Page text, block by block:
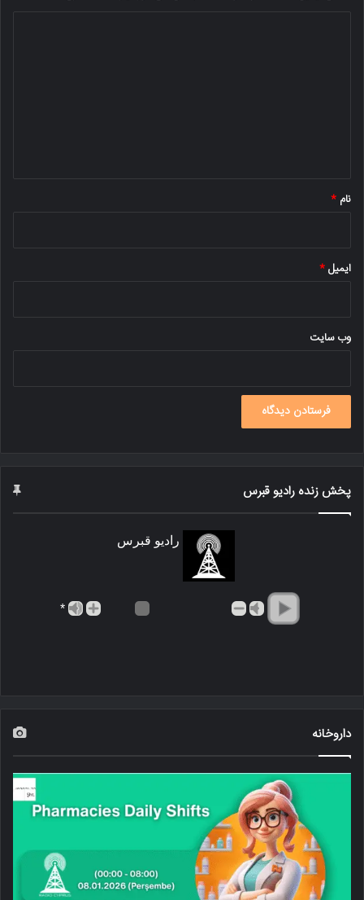
نام *
ایمیل*
وب‌ سایت
پخش زنده رادیو قبرس
رادیو قبرس
*
داروخانه